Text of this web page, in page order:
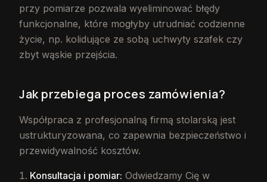
przy pomiarze pozwala wyeliminować błędy
funkcjonalne, które mogłyby utrudniać codzienne
życie, np. kolidujące ze sobą uchwyty szafek czy
zbyt wąskie przejścia.
Jak przebiega proces zamówienia?
Współpraca z profesjonalną firmą stolarską jest
ustrukturyzowana, co zapewnia bezpieczeństwo i
przewidywalność kosztów.
Konsultacja i pomiar: Odwiedzamy Cię w